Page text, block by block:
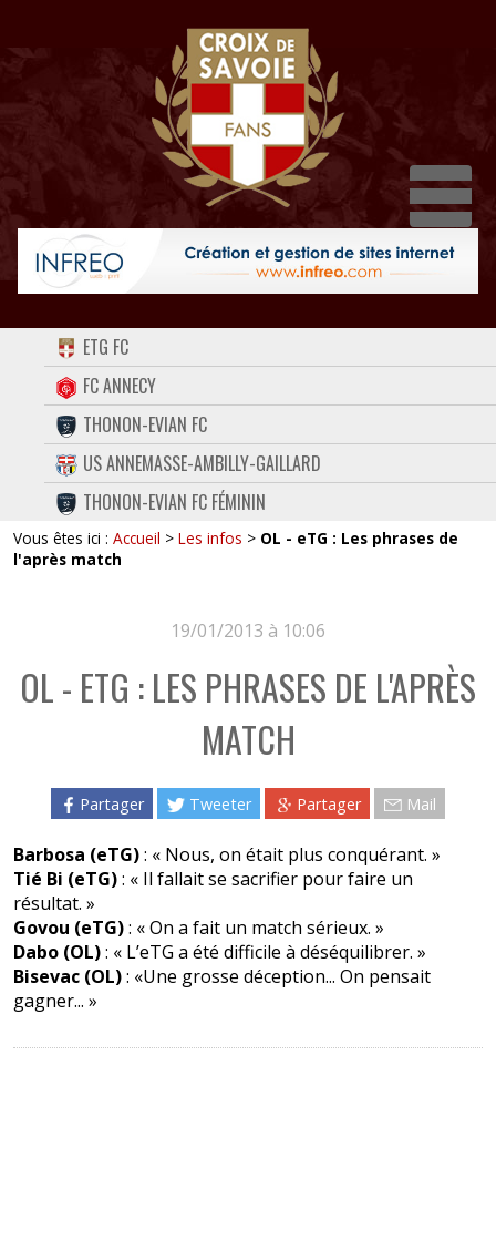
ACCUEIL
FORUM
CONTACT
FACEBOOK
TWITTER
INSTAGRAM
ETG FC
FC ANNECY
THONON-EVIAN FC
US ANNEMASSE-AMBILLY-GAILLARD
THONON-EVIAN FC FÉMININ
Vous êtes ici : Accueil > Les infos > OL - eTG : Les phrases de
l'après match
19/01/2013 à 10:06
OL - ETG : LES PHRASES DE L'APRÈS
MATCH
Partager Tweeter Partager Mail
Barbosa (eTG): « Nous, on était plus conquérant. »
Tié Bi (eTG): « Il fallait se sacrifier pour faire un
résultat. »
Govou (eTG): « On a fait un match sérieux. »
Dabo (OL): « L’eTG a été difficile à déséquilibrer. »
Bisevac (OL): «Une grosse déception... On pensait
gagner... »